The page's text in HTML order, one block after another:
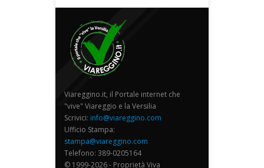
Viareggino.it, il Portale internet che
"vive" Viareggio e la Versilia
Scrivici: info@viareggino.com
Ufficio Stampa:
stampa@viareggino.com
Telefono: 389-0205164
© 1999-2026 - Proprietà Viva